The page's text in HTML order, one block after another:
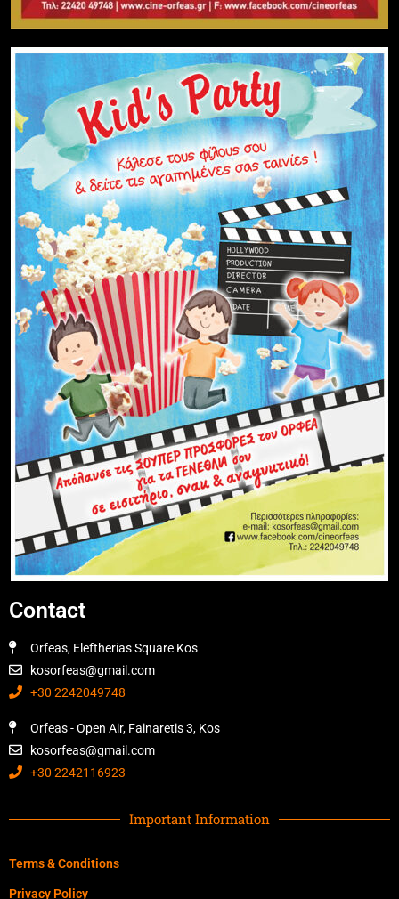
Contact
Orfeas, Eleftherias Square Kos
kosorfeas@gmail.com
+30 2242049748
Orfeas - Open Air, Fainaretis 3, Kos
kosorfeas@gmail.com
+30 2242116923
Important Information
Terms & Conditions
Privacy Policy